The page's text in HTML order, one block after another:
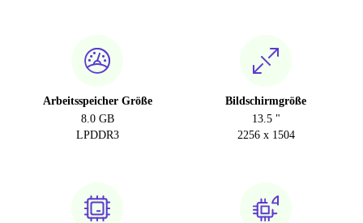
Arbeitsspeicher Größe
8.0 GB
LPDDR3
Bildschirmgröße
13.5 "
2256 x 1504